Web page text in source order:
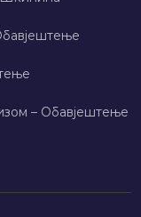
– Обавјештење